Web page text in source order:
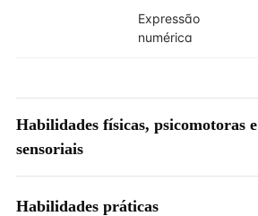
Expressão
numérica
Habilidades físicas, psicomotoras e
sensoriais
Habilidades práticas